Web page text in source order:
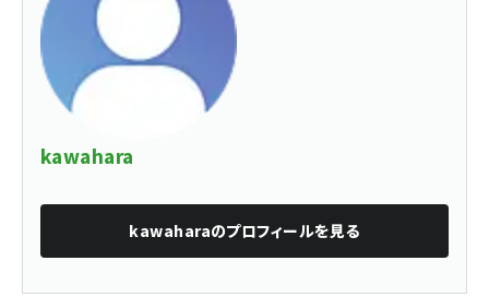
kawahara
kawaharaのプロフィールを見る